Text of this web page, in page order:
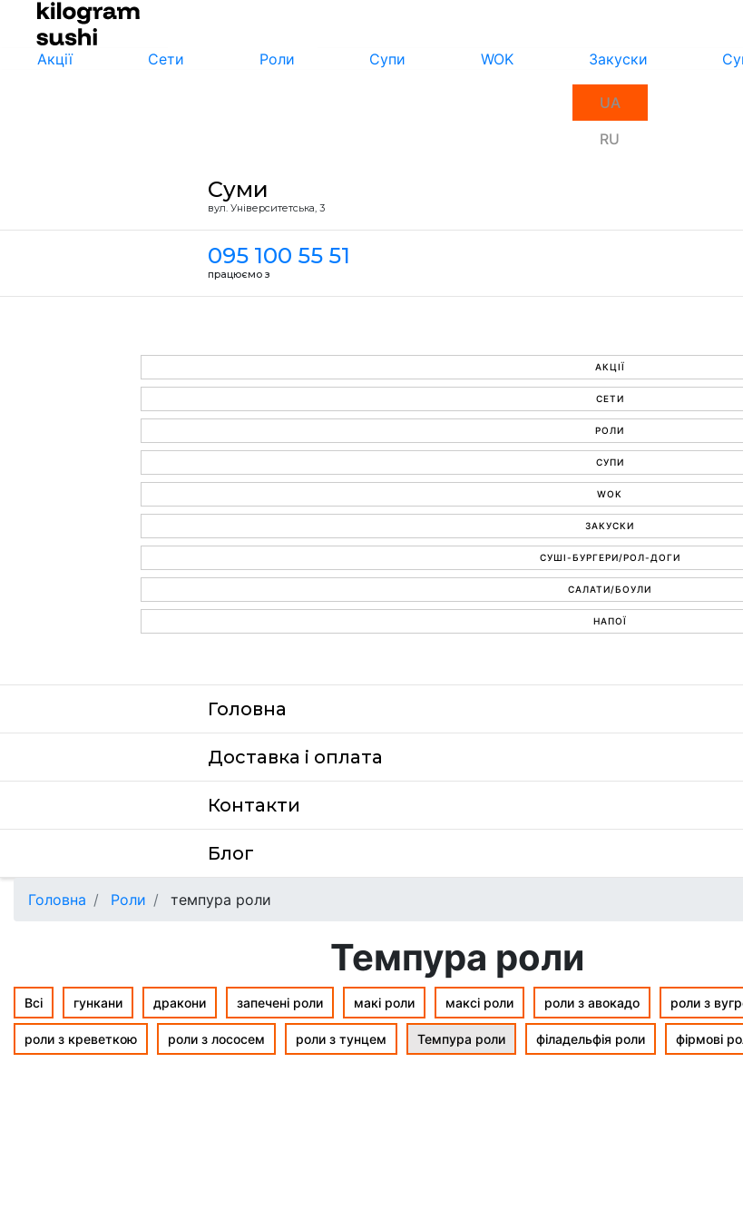
Акції Сети Роли Супи WOK Закуски
UA
RU
Суми
вул. Унiверситетська, 3
095 100 55 51
працюємо з
АКЦІЇ
СЕТИ
РОЛИ
СУПИ
WOK
ЗАКУСКИ
СУШІ-БУРГЕРИ/РОЛ-ДОГИ
САЛАТИ/БОУЛИ
НАПОЇ
Головна
Доставка i оплата
Контакти
Блог
Головна Роли темпура роли
Темпура роли
Всі гункани дракони запечені роли макі роли максі роли роли з авокадо роли з
роли з креветкою роли з лососем роли з тунцем Темпура роли філадельфія роли фірмові